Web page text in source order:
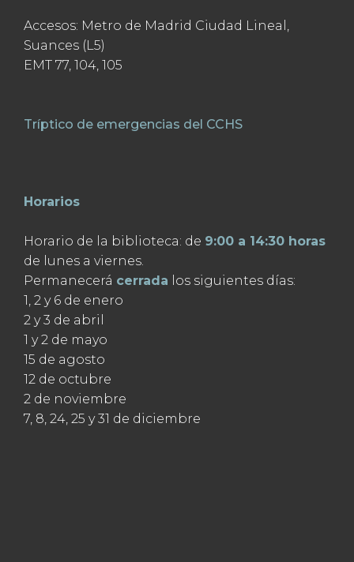
Accesos: Metro de Madrid Ciudad Lineal,
Suances (L5)
EMT 77, 104, 105
Tríptico de emergencias del CCHS
Horarios
Horario de la biblioteca: de 9:00 a 14:30 horas
de lunes a viernes.
Permanecerá cerrada los siguientes días:
1, 2 y 6 de enero
2 y 3 de abril
1 y 2 de mayo
15 de agosto
12 de octubre
2 de noviembre
7, 8, 24, 25 y 31 de diciembre